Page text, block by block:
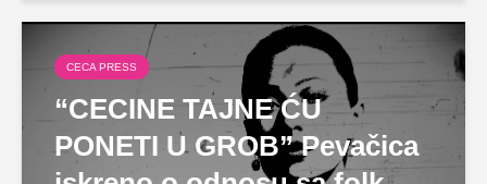
CECA PRESS
“CECINE TAJNE ĆU
PONETI U GROB” Pevačica